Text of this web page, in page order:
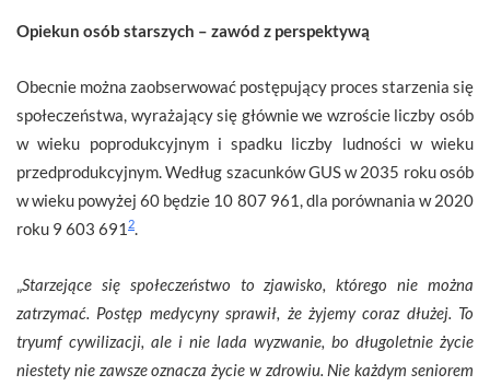
Opiekun osób starszych – zawód z perspektywą
Obecnie można zaobserwować postępujący proces starzenia się
społeczeństwa, wyrażający się głównie we wzroście liczby osób
w wieku poprodukcyjnym i spadku liczby ludności w wieku
przedprodukcyjnym. Według szacunków GUS w 2035 roku osób
w wieku powyżej 60 będzie 10 807 961, dla porównania w 2020
roku 9 603 691 2.
„Starzejące się społeczeństwo to zjawisko, którego nie można
zatrzymać. Postęp medycyny sprawił, że żyjemy coraz dłużej. To
tryumf cywilizacji, ale i nie lada wyzwanie, bo długoletnie życie
niestety nie zawsze oznacza życie w zdrowiu. Nie każdym seniorem